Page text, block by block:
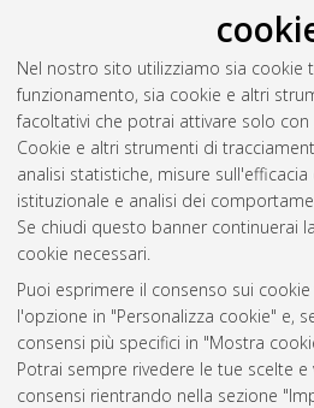
Nel nostro sito utilizziamo sia cookie
funzionamento, sia cookie e altri
facoltativi che potrai attivare solo
Cookie e altri strumenti di
analisi statistiche, misure
istituzionale e analisi dei
Se chiudi questo banner continuerai
cookie necessari.
Puoi esprimere il consenso sui
l'opzione in "Personalizza cookie" e,
consensi più specifici in "Mostra
Potrai sempre rivedere le tue scelte
consensi rientrando nella sezione
Gestione del
Atom
Rss 1.0
Rss 2.0